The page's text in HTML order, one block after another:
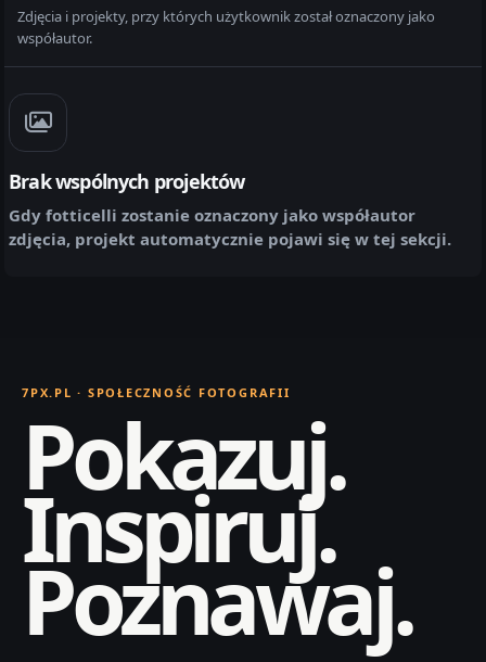
Zdjęcia i projekty, przy których użytkownik został oznaczony jako
współautor.
Brak wspólnych projektów
Gdy fotticelli zostanie oznaczony jako współautor
zdjęcia, projekt automatycznie pojawi się w tej sekcji.
7PX.PL · SPOŁECZNOŚĆ FOTOGRAFII
Pokazuj.
Inspiruj.
Poznawaj.